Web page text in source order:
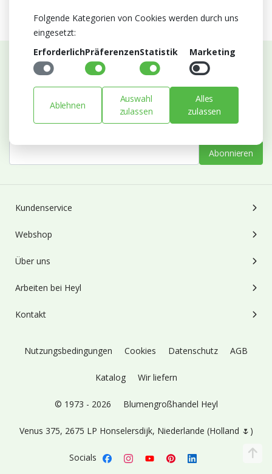
Abonnieren Sie unseren Newsletter
Bleiben Sie auf dem Laufenden mit Neuigkeiten und
Entwicklungen von Blumengroßhandel Heyl
Abonnieren
Kundenservice
Webshop
Über uns
Arbeiten bei Heyl
Kontakt
Nutzungsbedingungen Cookies Datenschutz AGB
Katalog Wir liefern
© 1973 - 2026 Blumengroßhandel Heyl
Venus 375, 2675 LP Honselersdijk, Niederlande (Holland 🌷)
Socials
Folgende Kategorien von Cookies werden durch uns
eingesetzt:
ErforderlichPräferenzenStatistik Marketing
Ablehnen
Auswahl
zulassen
Alles
zulassen